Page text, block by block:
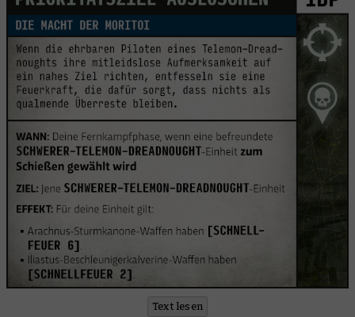
Text lesen